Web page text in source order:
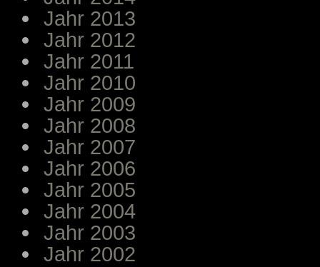
Jahr 2013
Jahr 2012
Jahr 2011
Jahr 2010
Jahr 2009
Jahr 2008
Jahr 2007
Jahr 2006
Jahr 2005
Jahr 2004
Jahr 2003
Jahr 2002